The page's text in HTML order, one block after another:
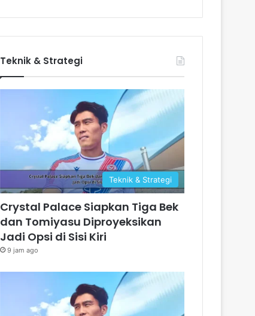
Teknik & Strategi
Teknik & Strategi
Crystal Palace Siapkan Tiga Bek
dan Tomiyasu Diproyeksikan
Jadi Opsi di Sisi Kiri
9 jam ago